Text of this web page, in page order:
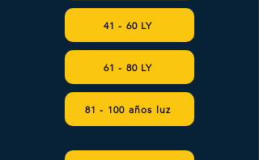
41 - 60 LY
61 - 80 LY
81 - 100 años luz